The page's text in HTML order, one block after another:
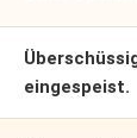
eingespeist.